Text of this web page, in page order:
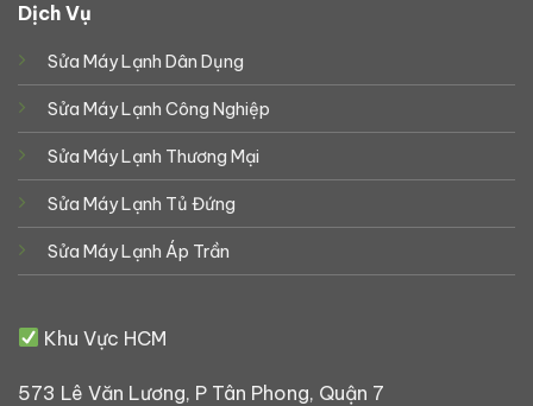
Dịch Vụ
Sửa Máy Lạnh Dân Dụng
Sửa Máy Lạnh Công Nghiệp
Sửa Máy Lạnh Thương Mại
Sửa Máy Lạnh Tủ Đứng
Sửa Máy Lạnh Áp Trần
Khu Vực HCM
573 Lê Văn Lương, P Tân Phong, Quận 7